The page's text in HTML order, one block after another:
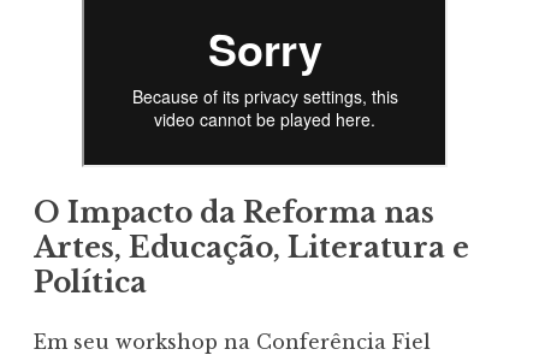
O Impacto da Reforma nas
Artes, Educação, Literatura e
Política
Em seu workshop na Conferência Fiel